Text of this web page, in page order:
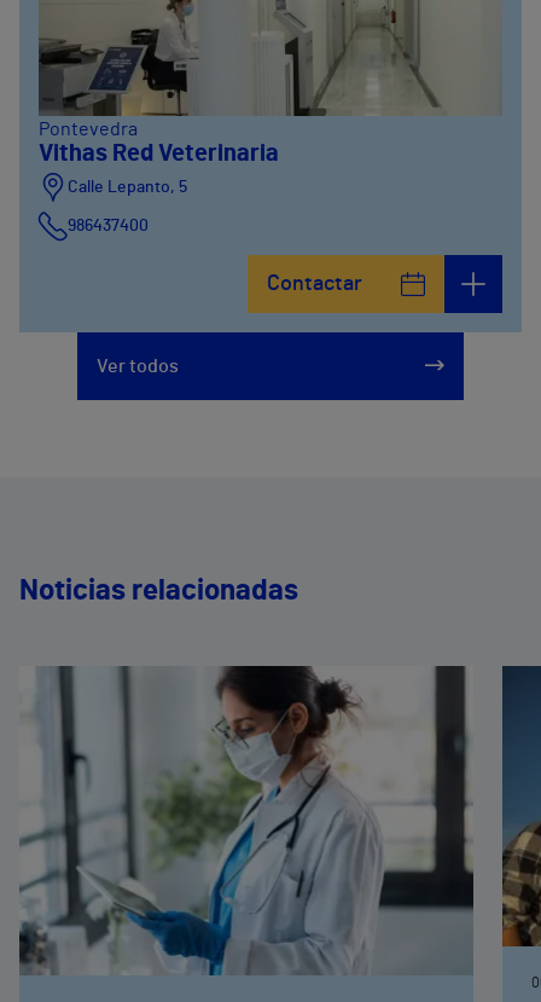
Pontevedra
Vithas Red Veterinaria
Calle Lepanto, 5
986437400
Contactar
Ver todos
Noticias relacionadas